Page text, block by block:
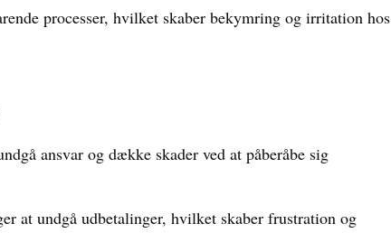
processer, hvilket skaber bekymring og irritation hos
ansvar og dække skader ved at påberåbe sig
at undgå udbetalinger, hvilket skaber frustration og